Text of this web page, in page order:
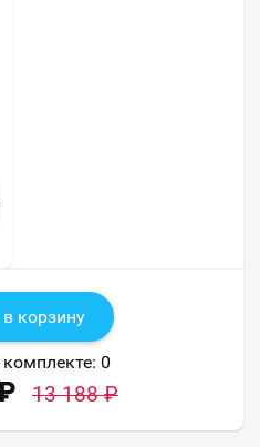
корзину
0
13 188₽